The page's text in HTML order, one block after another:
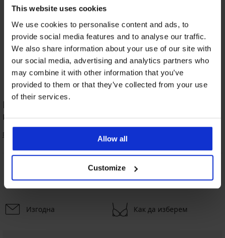
This website uses cookies
We use cookies to personalise content and ads, to
provide social media features and to analyse our traffic.
We also share information about your use of our site with
our social media, advertising and analytics partners who
may combine it with other information that you’ve
provided to them or that they’ve collected from your use
of their services.
Allow all
Customize
Сутиен Wonderbra Ultimate
Plunge
61,99 €(121,24 лв.)
Най-популярната категория продукти на
марката WONDERBRA
Подплатени сутиени
обратно
Безплатна замяна и
връщане
Изгодна Как да изберем